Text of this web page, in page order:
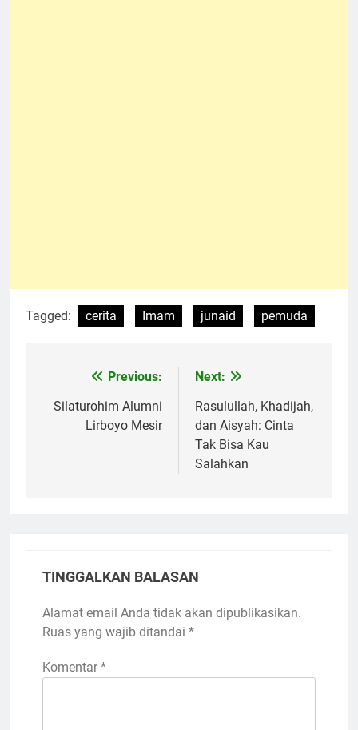
Tagged: cerita Imam junaid pemuda
Navigasi
pos
Previous:
Silaturohim Alumni
Lirboyo Mesir
Next:
Rasulullah, Khadijah,
dan Aisyah: Cinta
Tak Bisa Kau
Salahkan
TINGGALKAN BALASAN
Alamat email Anda tidak akan dipublikasikan.
Ruas yang wajib ditandai *
Komentar *